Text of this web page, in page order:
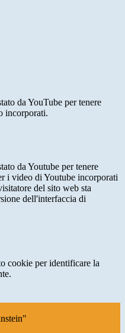
da YouTube per tenere
incorporati.
da Youtube per tenere
i video di Youtube incorporati
del sito web sta
dell'interfaccia di
cookie per identificare la